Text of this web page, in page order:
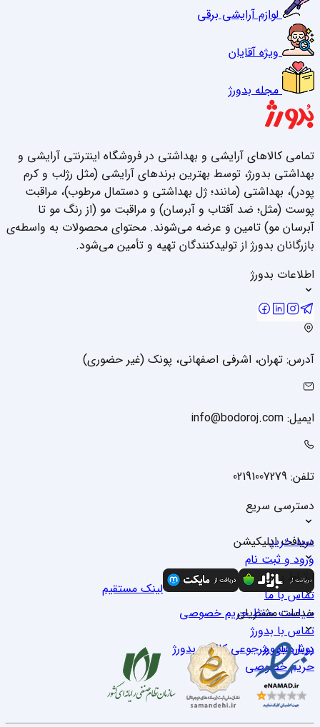
لوازم آرایشی برقی
ویژه آقایان
مجله بدورژ
تمامی کالاهای آرایشی و بهداشتی در فروشگاه اینترنتی آرایشی و
بهداشتی بدورژ، توسط بهترین برندهای آرایشی (مثل رژلب و کرم
پودر)، بهداشتی (مانند؛ ژل بهداشتی و دستمال مرطوب)، مراقبت
پوست (مثل؛ ضد آفتاب و آبرسان) و مراقبت مو (از رنگ مو تا
آبرسان مو) تامین و عرضه می‌شوند. محتوای محصولات به واسطه‌ی
بازرگانان بدورژ از تولیدکنندگان تهیه و تأمین می‌شود.
اطلاعات بدورژ
آدرس: تهران، اشرفی اصفهانی، پونک (غیر حضوری)
ایمیل: info@bodoroj.com
تلفن: 02191007279
دسترسی سریع
سبد خرید
ورود و ثبت نام
درباره ما
تماس با ما
دریافت اپلیکیشن
لینک مستقیم
ارتباط با ما
سیاست حفظ حریم خصوصی
تماس با بدو‌رژ
درباره بدو‌رژ
خدمات مشتریان
روش‌های مرجوعی کالا در بدو‌رژ
حریم خصوصی